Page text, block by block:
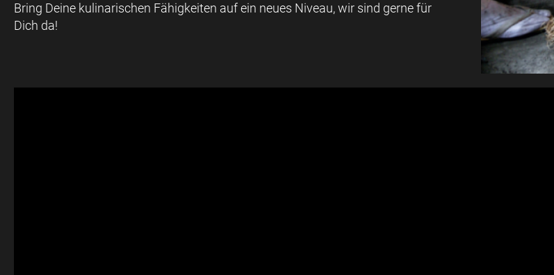
Bring Deine kulinarischen Fähigkeiten auf ein neues Niveau, wir sind gerne für
Dich da!